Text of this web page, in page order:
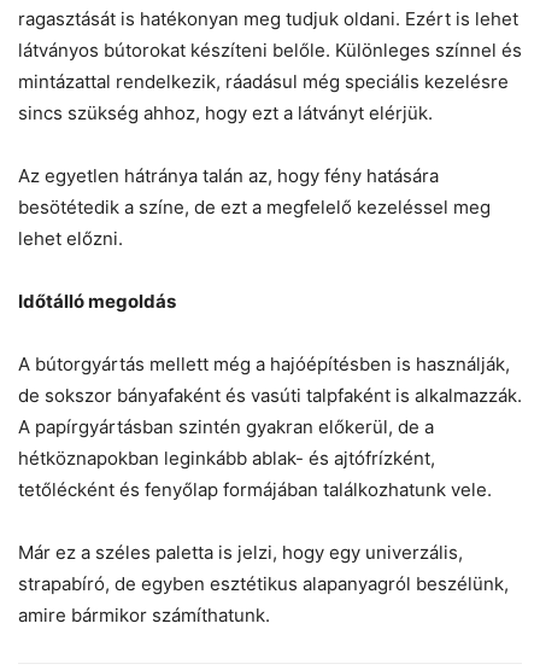
ragasztását is hatékonyan meg tudjuk oldani. Ezért is lehet
látványos bútorokat készíteni belőle. Különleges színnel és
mintázattal rendelkezik, ráadásul még speciális kezelésre
sincs szükség ahhoz, hogy ezt a látványt elérjük.
Az egyetlen hátránya talán az, hogy fény hatására
besötétedik a színe, de ezt a megfelelő kezeléssel meg
lehet előzni.
Időtálló megoldás
A bútorgyártás mellett még a hajóépítésben is használják,
de sokszor bányafaként és vasúti talpfaként is alkalmazzák.
A papírgyártásban szintén gyakran előkerül, de a
hétköznapokban leginkább ablak- és ajtófrízként,
tetőlécként és fenyőlap formájában találkozhatunk vele.
Már ez a széles paletta is jelzi, hogy egy univerzális,
strapabíró, de egyben esztétikus alapanyagról beszélünk,
amire bármikor számíthatunk.